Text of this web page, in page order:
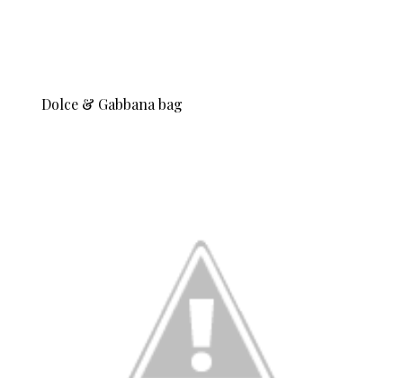
Dolce & Gabbana bag